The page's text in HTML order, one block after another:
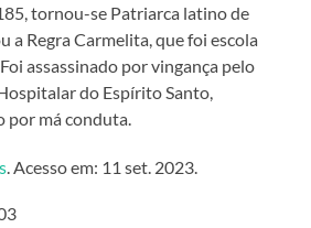
tornou-se Patriarca latino de
a Regra Carmelita, que foi escola
assassinado por vingança pelo
do Espírito Santo,
por má conduta.
. Acesso em: 11 set. 2023.